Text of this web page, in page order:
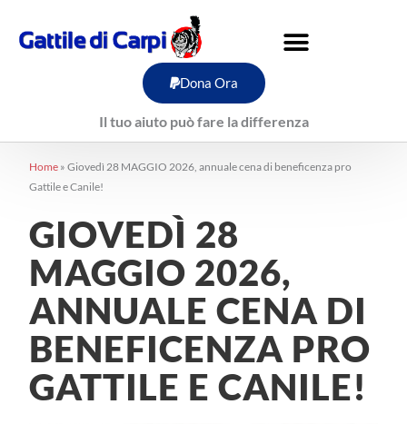
contenuto
Dona Ora
Il tuo aiuto può fare la differenza
Home » Giovedì 28 MAGGIO 2026, annuale cena di beneficenza pro
Gattile e Canile!
GIOVEDÌ 28
MAGGIO 2026,
ANNUALE CENA DI
BENEFICENZA PRO
GATTILE E CANILE!